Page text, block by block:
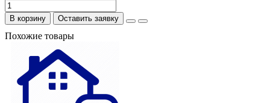
В корзину Оставить заявку
Похожие товары